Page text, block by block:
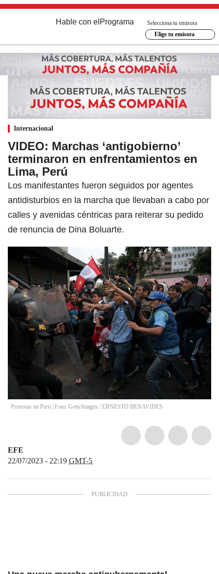
Hable con el Programa
Selecciona tu emisora
Elige tu emisora
Internacional
VIDEO: Marchas ‘antigobierno’
terminaron en enfrentamientos en
Lima, Perú
Los manifestantes fueron seguidos por agentes
antidisturbios en la marcha que llevaban a cabo por
calles y avenidas céntricas para reiterar su pedido
de renuncia de Dina Boluarte.
Protestas en Perú | Foto: GettyImages / ERNESTO BENAVIDES
EFE
22/07/2023 - 22:19 GMT-5